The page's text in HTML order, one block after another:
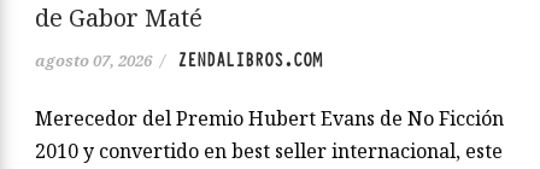
de Gabor Maté
agosto 07, 2026 / ZENDALIBROS.COM
Merecedor del Premio Hubert Evans de No Ficción
2010 y convertido en best seller internacional, este